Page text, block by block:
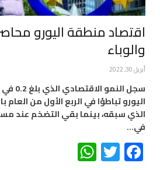
اقتصاد منطقة اليورو
والوباء
أبريل 30, 2022
سجل
اليورو تباطؤا في الربع الأول من
الذي سبقه، بينما بقي التضخم عند
في…
Facebook
Twitter